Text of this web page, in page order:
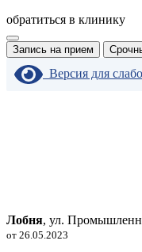
обратиться в клинику
Запись на прием
Версия для
Лобня, ул.
от 26.05.2023